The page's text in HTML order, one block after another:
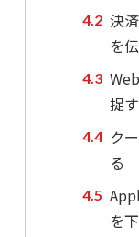
決
を
捉
ク
る
を